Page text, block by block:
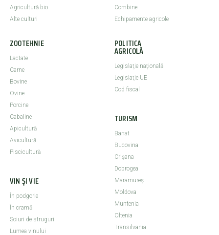
Agricultură bio
Alte culturi
Combine
Echipamente agricole
ZOOTEHNIE
Lactate
Carne
Bovine
Ovine
Porcine
Cabaline
Apicultură
Avicultură
Piscicultură
VIN ȘI VIE
În podgorie
În cramă
Soiuri de struguri
Lumea vinului
POLITICA
AGRICOLĂ
Legislaţie naţională
Legislaţie UE
Cod fiscal
TURISM
Banat
Bucovina
Crişana
Dobrogea
Maramureş
Moldova
Muntenia
Oltenia
Transilvania